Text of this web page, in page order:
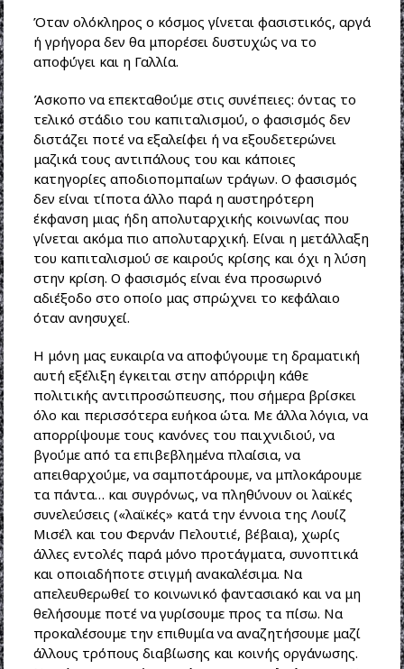
Όταν ολόκληρος ο κόσμος γίνεται φασιστικός, αργά
ή γρήγορα δεν θα μπορέσει δυστυχώς να το
αποφύγει και η Γαλλία.
Άσκοπο να επεκταθούμε στις συνέπειες: όντας το
τελικό στάδιο του καπιταλισμού, ο φασισμός δεν
διστάζει ποτέ να εξαλείφει ή να εξουδετερώνει
μαζικά τους αντιπάλους του και κάποιες
κατηγορίες αποδιοπομπαίων τράγων. Ο φασισμός
δεν είναι τίποτα άλλο παρά η αυστηρότερη
έκφανση μιας ήδη απολυταρχικής κοινωνίας που
γίνεται ακόμα πιο απολυταρχική. Είναι η μετάλλαξη
του καπιταλισμού σε καιρούς κρίσης και όχι η λύση
στην κρίση. Ο φασισμός είναι ένα προσωρινό
αδιέξοδο στο οποίο μας σπρώχνει το κεφάλαιο
όταν ανησυχεί.
Η μόνη μας ευκαιρία να αποφύγουμε τη δραματική
αυτή εξέλιξη έγκειται στην απόρριψη κάθε
πολιτικής αντιπροσώπευσης, που σήμερα βρίσκει
όλο και περισσότερα ευήκοα ώτα. Με άλλα λόγια, να
απορρίψουμε τους κανόνες του παιχνιδιού, να
βγούμε από τα επιβεβλημένα πλαίσια, να
απειθαρχούμε, να σαμποτάρουμε, να μπλοκάρουμε
τα πάντα… και συγρόνως, να πληθύνουν οι λαϊκές
συνελεύσεις («λαϊκές» κατά την έννοια της Λουίζ
Μισέλ και του Φερνάν Πελουτιέ, βέβαια), χωρίς
άλλες εντολές παρά μόνο προτάγματα, συνοπτικά
και οποιαδήποτε στιγμή ανακαλέσιμα. Να
απελευθερωθεί το κοινωνικό φαντασιακό και να μη
θελήσουμε ποτέ να γυρίσουμε προς τα πίσω. Να
προκαλέσουμε την επιθυμία να αναζητήσουμε μαζί
άλλους τρόπους διαβίωσης και κοινής οργάνωσης.